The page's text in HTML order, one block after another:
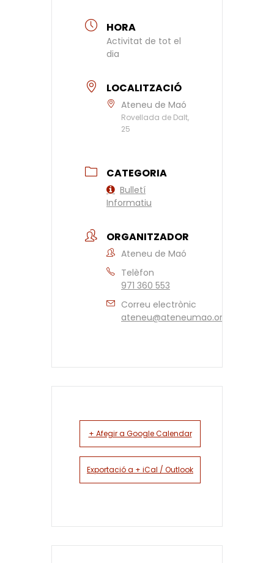
HORA
Activitat de tot el
dia
LOCALITZACIÓ
Ateneu de Maó
Rovellada de Dalt,
25
CATEGORIA
Bulletí
Informatiu
ORGANITZADOR
Ateneu de Maó
Telèfon
971 360 553
Correu electrònic
ateneu@ateneumao.org
+ Afegir a Google Calendar
Exportació a + iCal / Outlook